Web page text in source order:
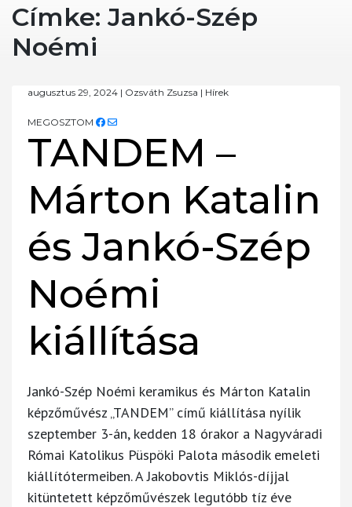
Címke: Jankó-Szép
Noémi
augusztus 29, 2024 | Ozsváth Zsuzsa | Hírek
MEGOSZTOM
TANDEM –
Márton Katalin
és Jankó-Szép
Noémi
kiállítása
Jankó-Szép Noémi keramikus és Márton Katalin
képzőművész „TANDEM” című kiállítása nyílik
szeptember 3-án, kedden 18 órakor a Nagyváradi
Római Katolikus Püspöki Palota második emeleti
kiállítótermeiben. A Jakobovtis Miklós-díjjal
kitüntetett képzőművészek legutóbb tíz éve